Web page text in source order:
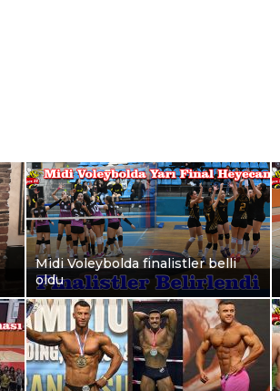
Midi Voleybolda finalistler belli
oldu